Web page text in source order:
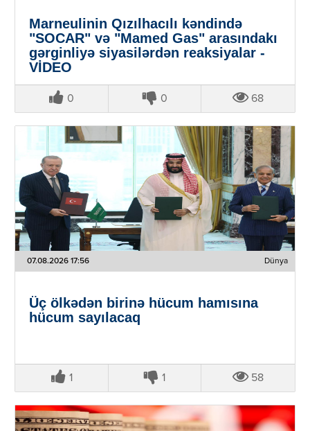
Marneulinin Qızılhacılı kəndində
"SOCAR" və "Mamed Gas" arasındakı
gərginliyə siyasilərdən reaksiyalar -
VİDEO
0 0 68
07.08.2026 17:56 Dünya
Üç ölkədən birinə hücum hamısına
hücum sayılacaq
1 1 58